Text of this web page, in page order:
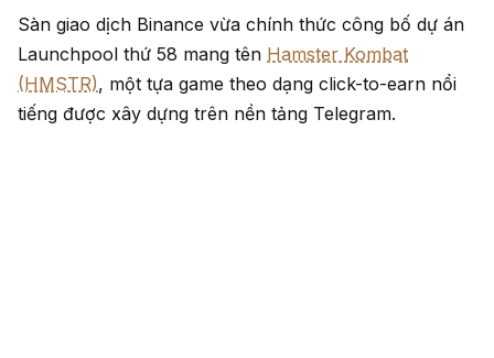
Sàn giao dịch Binance vừa chính thức công bố dự án
Launchpool thứ 58 mang tên Hamster Kombat
(HMSTR), một tựa game theo dạng click-to-earn nổi
tiếng được xây dựng trên nền tảng Telegram.